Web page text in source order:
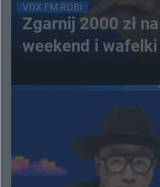
VOX FM ROBI
Zgarnij 2000 zł
weekend i